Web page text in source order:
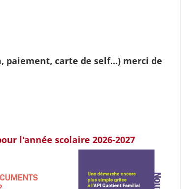
carte de self...) merci de
l'année scolaire 2026-2027